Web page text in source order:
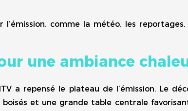
l’émission, comme la météo, les
une ambiance
a repensé le plateau de l’émission. Le
et une grande table centrale